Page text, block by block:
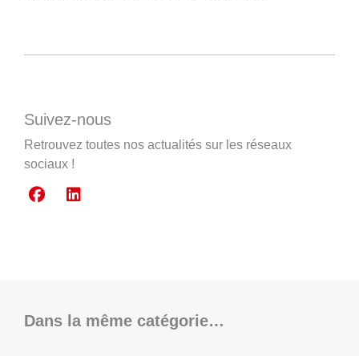
Suivez-nous
Retrouvez toutes nos actualités sur les réseaux
sociaux !
Dans la même catégorie…